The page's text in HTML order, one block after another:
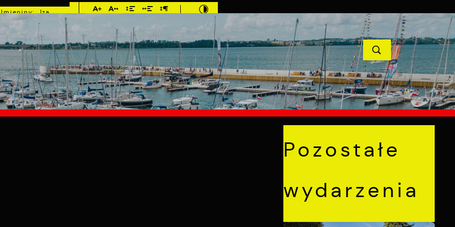
Imieniny: Iza,
Cyprian, Dominik
MIESZKANIEC TURYSTYKA INWESTYCJE PROJEKTY UNIJNE KONTAKT
POPRZEDNI NASTĘPNY
Pozostałe
wydarzenia